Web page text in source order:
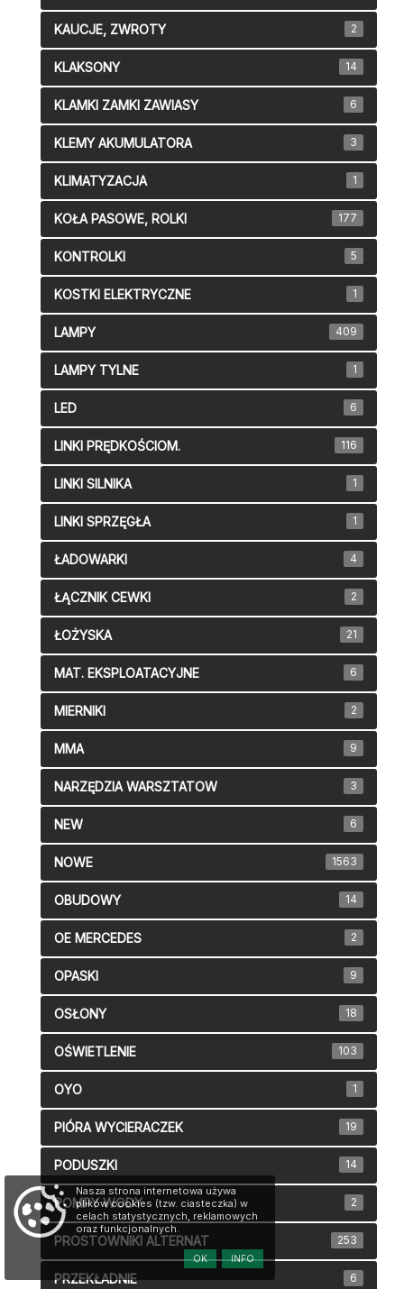
KAUCJE, ZWROTY 2
KLAKSONY 14
KLAMKI ZAMKI ZAWIASY 6
KLEMY AKUMULATORA 3
KLIMATYZACJA 1
KOŁA PASOWE, ROLKI 177
KONTROLKI 5
KOSTKI ELEKTRYCZNE 1
LAMPY 409
LAMPY TYLNE 1
LED 6
LINKI PRĘDKOŚCIOM. 116
LINKI SILNIKA 1
LINKI SPRZĘGŁA 1
ŁADOWARKI 4
ŁĄCZNIK CEWKI 2
ŁOŻYSKA 21
MAT. EKSPLOATACYJNE 6
MIERNIKI 2
MMA 9
NARZĘDZIA WARSZTATOW 3
NEW 6
NOWE 1563
OBUDOWY 14
OE MERCEDES 2
OPASKI 9
OSŁONY 18
OŚWIETLENIE 103
OYO 1
PIÓRA WYCIERACZEK 19
PODUSZKI 14
POMPY WODY 2
PROSTOWNIKI ALTERNAT 253
PRZEKŁADNIE 6
Nasza strona internetowa używa
plików cookies (tzw. ciasteczka) w
celach statystycznych, reklamowych
oraz funkcjonalnych.
INFO
OK